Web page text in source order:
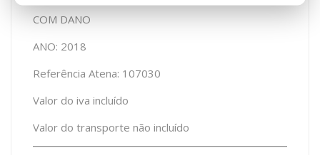
COM DANO
ANO: 2018
Referência Atena: 107030
Valor do iva incluído
Valor do transporte não incluído